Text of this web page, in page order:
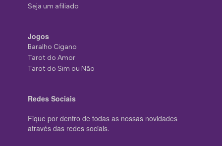
Seja um afiliado
Jogos
Baralho Cigano
Tarot do Amor
Tarot do Sim ou Não
Redes Sociais
Fique por dentro de todas as nossas novidades
através das redes sociais.